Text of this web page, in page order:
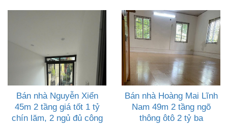
Bán nhà Nguyễn Xiển
45m 2 tầng giá tốt 1 tỷ
chín lăm, 2 ngủ đủ công
Bán nhà Hoàng Mai Lĩnh
Nam 49m 2 tầng ngõ
thông ôtô 2 tỷ ba